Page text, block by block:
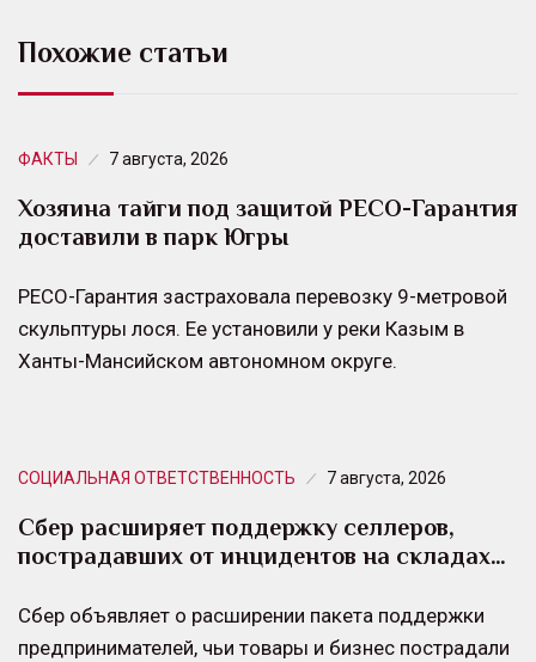
Похожие статьи
ФАКТЫ 7 августа, 2026
Хозяина тайги под защитой РЕСО-Гарантия
доставили в парк Югры
РЕСО-Гарантия застраховала перевозку 9-метровой
скульптуры лося. Ее установили у реки Казым в
Ханты-Мансийском автономном округе.
СОЦИАЛЬНАЯ ОТВЕТСТВЕННОСТЬ 7 августа, 2026
Сбер расширяет поддержку селлеров,
пострадавших от инцидентов на складах…
Сбер объявляет о расширении пакета поддержки
предпринимателей, чьи товары и бизнес пострадали